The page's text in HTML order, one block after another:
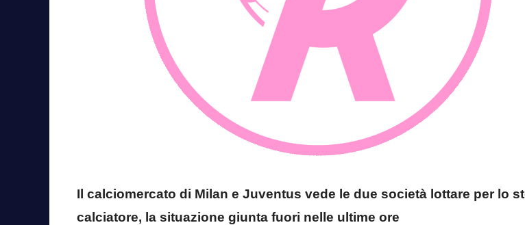
Il calciomercato di Milan e Juventus vede le due società lottare per lo
calciatore, la situazione giunta fuori nelle ultime ore